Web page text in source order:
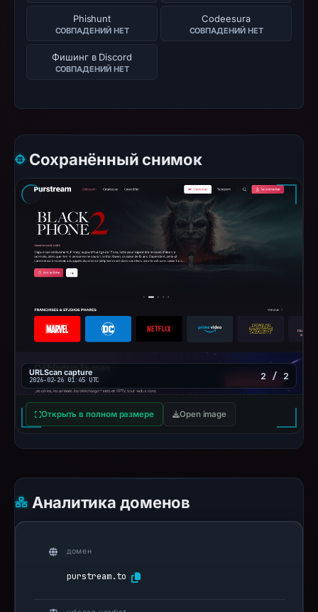
Phishunt
СОВПАДЕНИЙ НЕТ
Codeesura
СОВПАДЕНИЙ НЕТ
Фишинг в Discord
СОВПАДЕНИЙ НЕТ
Сохранённый снимок
URLScan capture
2026-02-26 01:45 UTC 2 / 2
Открыть в полном размере Open image
Аналитика доменов
домен
purstream.to